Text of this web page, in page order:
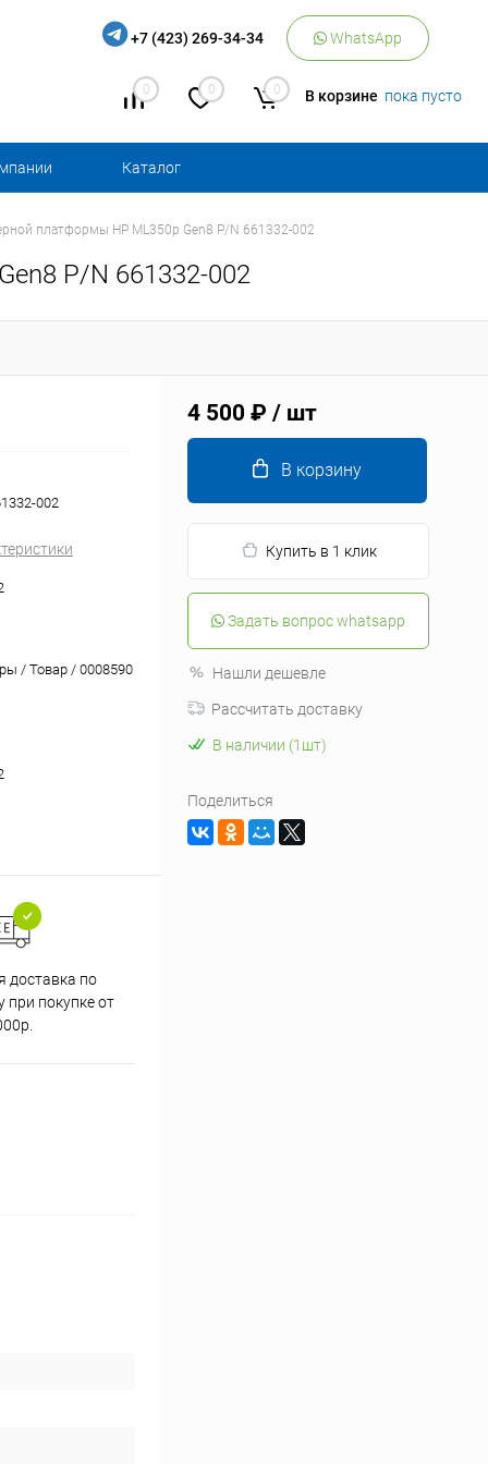
+7 (423) 269-34-34 WhatsApp
0 0 0 В корзине пока пусто
Каталог
платформы HP ML350p Gen8 P/N 661332-002
P/N 661332-002
002
/ Товар / 0008590
доставка по
при покупке от
4 500 ₽ / шт
В корзину
Купить в 1 клик
Задать вопрос whatsapp
Нашли дешевле
Рассчитать доставку
В наличии (1шт)
Поделиться